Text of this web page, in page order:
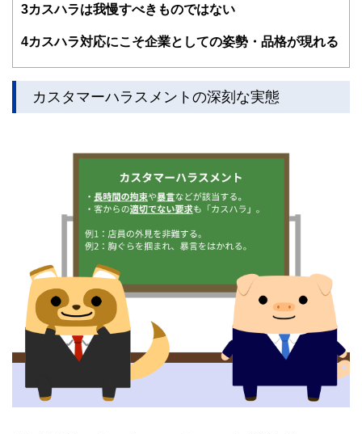
3カスハラは我慢すべきものではない
4カスハラ対応にこそ企業としての姿勢・品格が現れる
カスタマーハラスメントの深刻な実態